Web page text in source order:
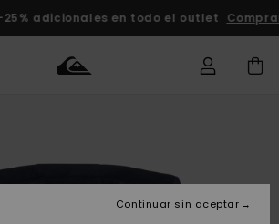
-25% adicionales en todo el outlet
Hombre
Envio
Continuar sin aceptar